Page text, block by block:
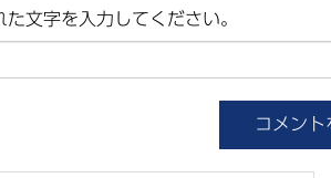
文字を入力してください。